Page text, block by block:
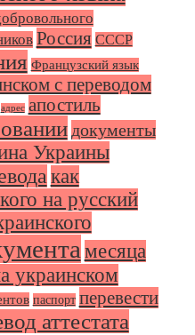
Россия СССР
Французский язык
с переводом
адрес апостиль
документы
Украины
как
на русский
месяца
украинском
паспорт перевести
аттестата